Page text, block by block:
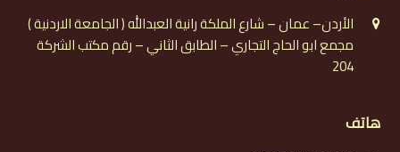
الأردن– عمان – شارع الملكة رانية العبدالله ( الجامعة الاردنية )
مجمع ابو الحاج التجاري – الطابق الثاني – رقم مكتب الشركة
204
هاتف